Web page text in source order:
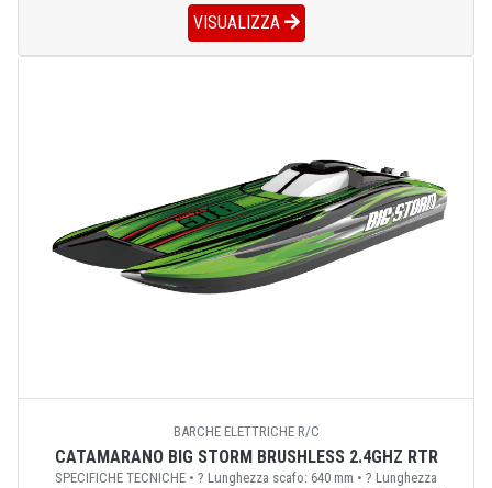
VISUALIZZA
BARCHE ELETTRICHE R/C
CATAMARANO BIG STORM BRUSHLESS 2.4GHZ RTR
SPECIFICHE TECNICHE • ? Lunghezza scafo: 640 mm • ? Lunghezza